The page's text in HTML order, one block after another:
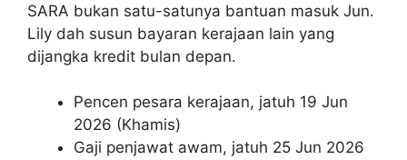
SARA bukan satu-satunya bantuan masuk Jun.
Lily dah susun bayaran kerajaan lain yang
dijangka kredit bulan depan.
Pencen pesara kerajaan, jatuh 19 Jun
2026 (Khamis)
Gaji penjawat awam, jatuh 25 Jun 2026